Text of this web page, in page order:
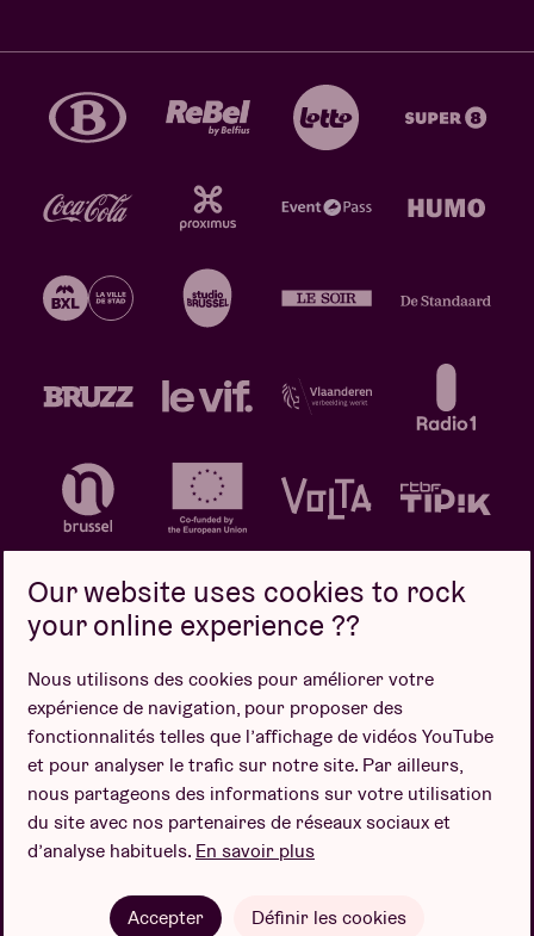
Politique de confidentialité
Politique de cookies
Conditions de vente
Design par
Our website uses cookies to rock
your online experience ??
Nous utilisons des cookies pour améliorer votre
expérience de navigation, pour proposer des
fonctionnalités telles que l’affichage de vidéos YouTube
et pour analyser le trafic sur notre site. Par ailleurs,
nous partageons des informations sur votre utilisation
du site avec nos partenaires de réseaux sociaux et
d’analyse habituels. En savoir plus
Accepter Définir les cookies